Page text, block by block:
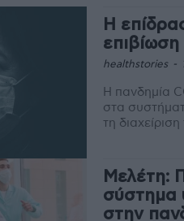
Η
healthstories -
Η πανδημία
στα
τη
Μελέτη:
σύστημα
στην